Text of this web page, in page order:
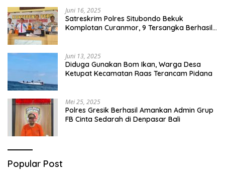
Juni 16, 2025
Satreskrim Polres Situbondo Bekuk
Komplotan Curanmor, 9 Tersangka Berhasil
Juni 13, 2025
Diduga Gunakan Bom Ikan, Warga Desa
Ketupat Kecamatan Raas Terancam Pidana
Mei 25, 2025
Polres Gresik Berhasil Amankan Admin Grup
FB Cinta Sedarah di Denpasar Bali
Popular Post